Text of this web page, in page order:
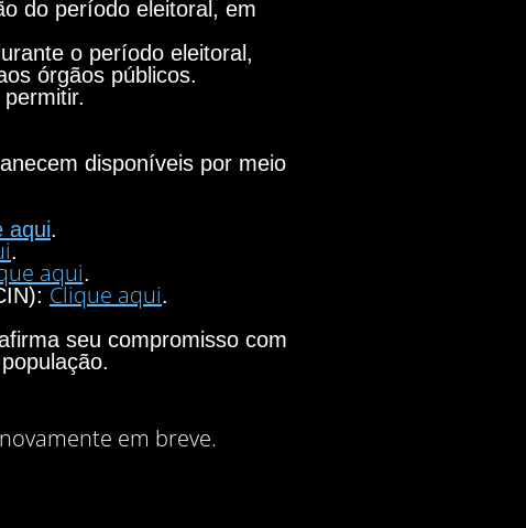
do período eleitoral, em
o período eleitoral,
órgãos públicos.
disponíveis por meio
aqui.
.
aqui.
Clique aqui.
seu compromisso com
em breve.